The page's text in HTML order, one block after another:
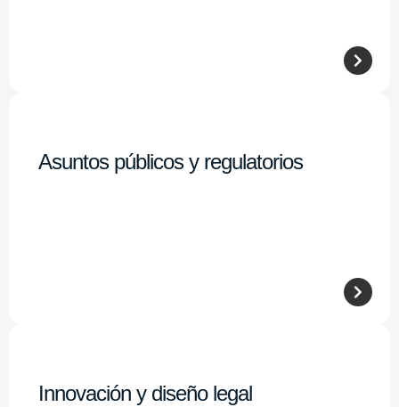
Asuntos públicos y regulatorios
Innovación y diseño legal